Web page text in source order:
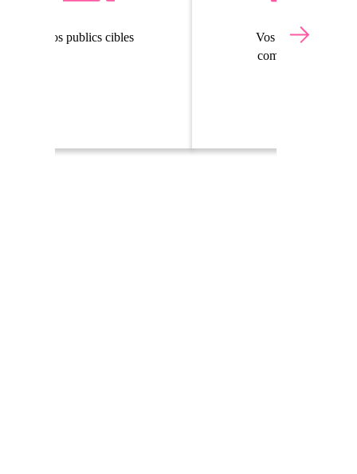
Vos publics cibles
Vos objectifs de
communication